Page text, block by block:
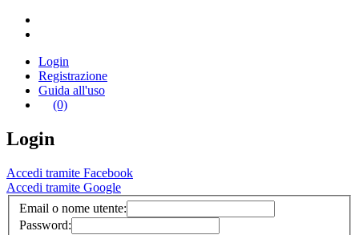
Login
Registrazione
Guida all'uso
(0)
Login
Accedi tramite Facebook
Accedi tramite Google
Email o nome utente:
Password: